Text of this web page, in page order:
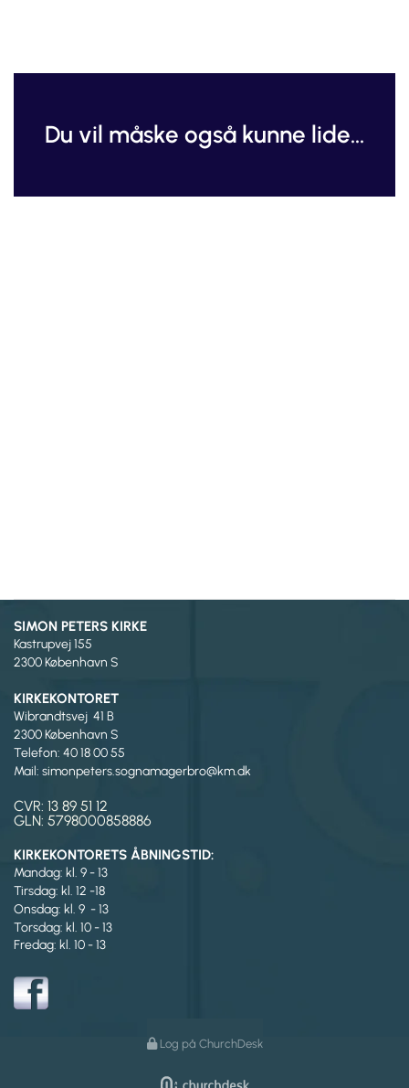
Du vil måske også kunne lide...
SIMON PETERS KIRKE
Kastrupvej 155
2300 København S
KIRKEKONTORET
Wibrandtsvej 41 B
2300 København S
Telefon: 40 18 00 55
Mail: simonpeters.sognamagerbro@km.dk
CVR: 13 89 51 12
GLN: 5798000858886
KIRKEKONTORETS ÅBNINGSTID:
Mandag: kl. 9 - 13
Tirsdag: kl. 12 -18
Onsdag: kl. 9 - 13
Torsdag: kl. 10 - 13
Fredag: kl. 10 - 13
Log på ChurchDesk